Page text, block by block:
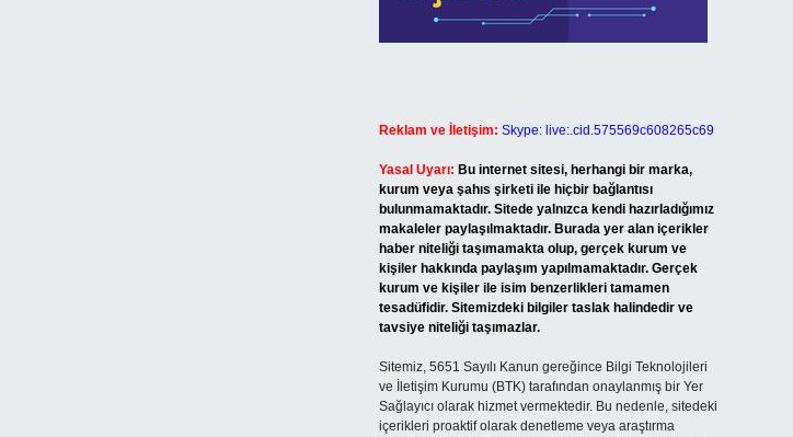
Reklam ve İletişim: Skype: live:.cid.575569c608265c69
Yasal Uyarı: Bu internet sitesi, herhangi bir marka,
kurum veya şahıs şirketi ile hiçbir bağlantısı
bulunmamaktadır. Sitede yalnızca kendi hazırladığımız
makaleler paylaşılmaktadır. Burada yer alan içerikler
haber niteliği taşımamakta olup, gerçek kurum ve
kişiler hakkında paylaşım yapılmamaktadır. Gerçek
kurum ve kişiler ile isim benzerlikleri tamamen
tesadüfidir. Sitemizdeki bilgiler taslak halindedir ve
tavsiye niteliği taşımazlar.
Sitemiz, 5651 Sayılı Kanun gereğince Bilgi Teknolojileri
ve İletişim Kurumu (BTK) tarafından onaylanmış bir Yer
Sağlayıcı olarak hizmet vermektedir. Bu nedenle, sitedeki
içerikleri proaktif olarak denetleme veya araştırma